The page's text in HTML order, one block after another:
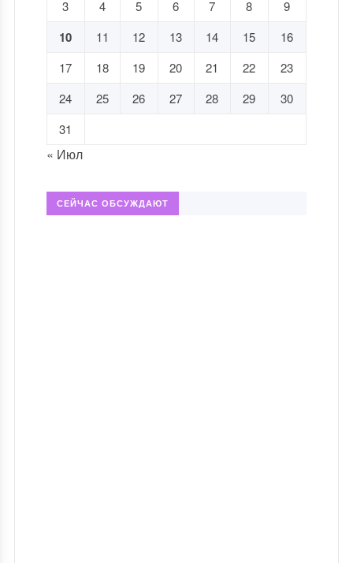
3
4 5 6 7 8 9
10 11 12 13 14 15
16
17
18 19 20 21 22
23
24
25 26 27 28 29
30
31
« Июл
СЕЙЧАС ОБСУЖДАЮТ